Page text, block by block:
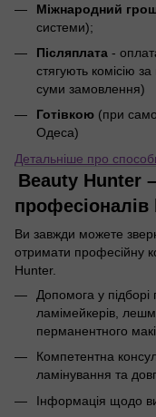
Міжнародний
системи);
Післяплата -
стягують комісію
суми замовлення)
Готівкою (при
Одеса)
Детальніше про
Beauty Hunter
професіоналів
Ви завжди можете
отримати професійну
Hunter.
Допомога у підборі
ламімейкерів,
перманентного
Компетентна
ламінування та
Інформація щодо